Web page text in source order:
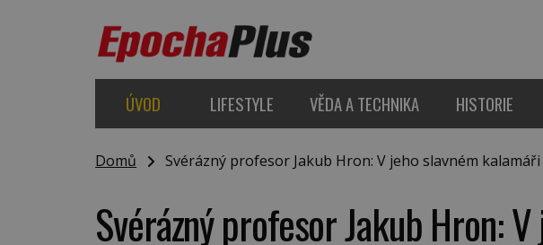
ÚVOD LIFESTYLE VĚDA A TECHNIKA HISTORIE
Domů Svérázný profesor Jakub Hron: V jeho slavném
Svérázný profesor Jakub Hron: